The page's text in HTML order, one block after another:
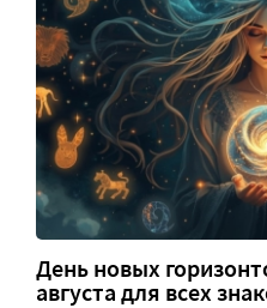
День новых
августа для всех